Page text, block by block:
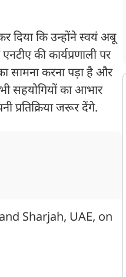
दिया कि उन्होंने स्वयं अबू
की कार्यप्रणाली पर
सामना करना पड़ा है और
सहयोगियों का आभार
प्रतिक्रिया जरूर देंगे.
Sharjah, UAE, on